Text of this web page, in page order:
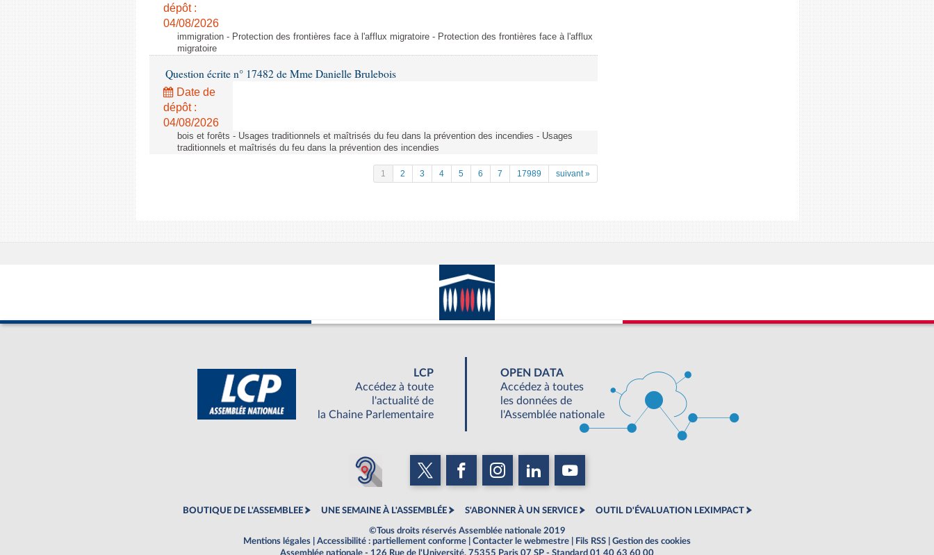
dépôt :
04/08/2026
immigration - Protection des frontières face à l'afflux migratoire - Protection des frontières face à l'afflux
migratoire
Question écrite n° 17482 de Mme Danielle Brulebois
Date de
dépôt :
04/08/2026
bois et forêts - Usages traditionnels et maîtrisés du feu dans la prévention des incendies - Usages
traditionnels et maîtrisés du feu dans la prévention des incendies
1 2 3 4 5 6 7 17989 suivant »
LCP
Accédez à toute
l'actualité de
la Chaine Parlementaire
OPEN DATA
Accédez à toutes
les données de
l'Assemblée nationale
BOUTIQUE DE L'ASSEMBLEE UNE SEMAINE À L'ASSEMBLÉE S'ABONNER À UN SERVICE OUTIL D'ÉVALUATION LEXIMPACT
©Tous droits réservés Assemblée nationale 2019
Mentions légales
Accessibilité : partiellement conforme Contacter le webmestre Fils RSS
Gestion des cookies
Assemblée nationale - 126 Rue de l'Université, 75355 Paris 07 SP - Standard 01 40 63 60 00